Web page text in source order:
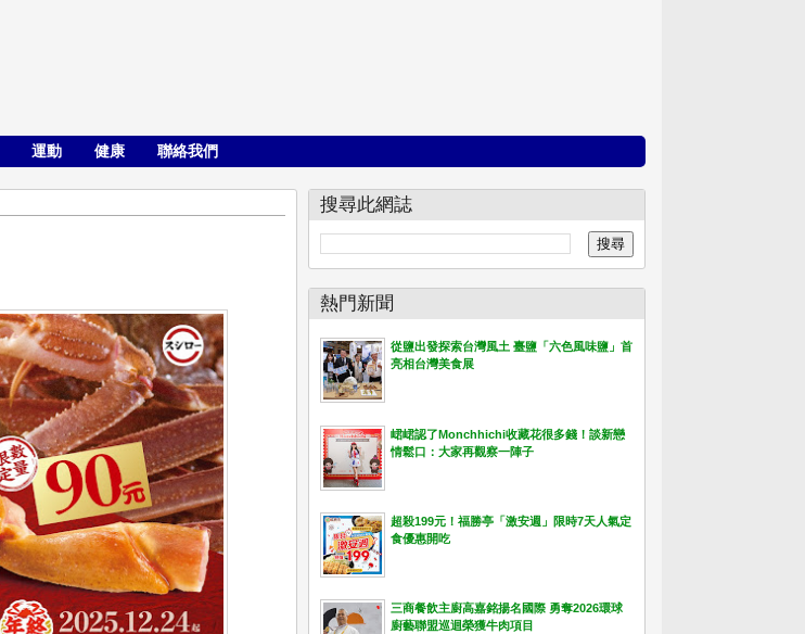
運動 健康 聯絡我們
搜尋此網誌
熱門新聞
從鹽出發探索台灣風土 臺鹽「六色風味鹽」首
亮相台灣美食展
峮峮認了Monchhichi收藏花很多錢！談新戀
情鬆口：大家再觀察一陣子
超殺199元！福勝亭「激安週」限時7天人氣定
食優惠開吃
三商餐飲主廚高嘉銘揚名國際 勇奪2026環球
廚藝聯盟巡迴榮獲牛肉項目